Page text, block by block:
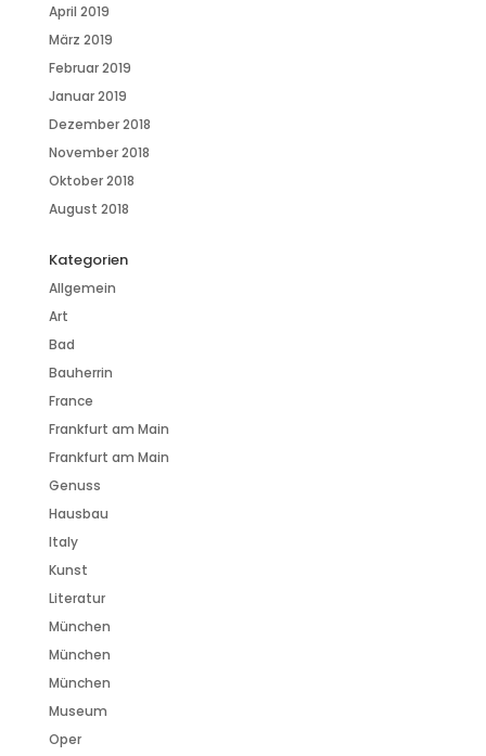
April 2019
März 2019
Februar 2019
Januar 2019
Dezember 2018
November 2018
Oktober 2018
August 2018
Kategorien
Allgemein
Art
Bad
Bauherrin
France
Frankfurt am Main
Frankfurt am Main
Genuss
Hausbau
Italy
Kunst
Literatur
München
München
München
Museum
Oper